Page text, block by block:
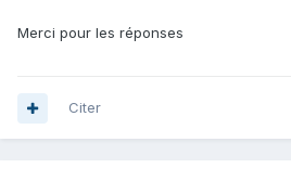
Merci pour les réponses
Citer